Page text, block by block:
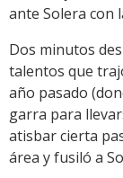
ante Solera con
Dos minutos
talentos que
año pasado
garra para
atisbar cierta
área y fusiló a